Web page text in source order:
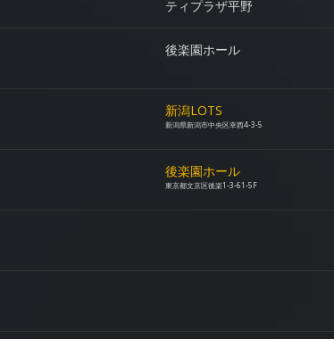
ティプラザ平野
後楽園ホール
新潟LOTS
新潟県新潟市中央区幸西4-3-5
後楽園ホール
東京都文京区後楽1-3-61-5F